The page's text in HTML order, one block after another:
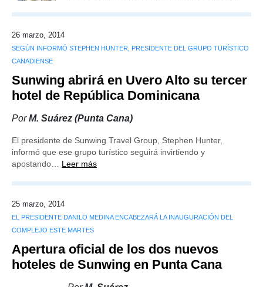
26 marzo, 2014
SEGÚN INFORMÓ STEPHEN HUNTER, PRESIDENTE DEL GRUPO TURÍSTICO
CANADIENSE
Sunwing abrirá en Uvero Alto su tercer
hotel de República Dominicana
PorM. Suárez (Punta Cana)
El presidente de Sunwing Travel Group, Stephen Hunter,
informó que ese grupo turístico seguirá invirtiendo y
apostando… Leer más
25 marzo, 2014
EL PRESIDENTE DANILO MEDINA ENCABEZARÁ LA INAUGURACIÓN DEL
COMPLEJO ESTE MARTES
Apertura oficial de los dos nuevos
hoteles de Sunwing en Punta Cana